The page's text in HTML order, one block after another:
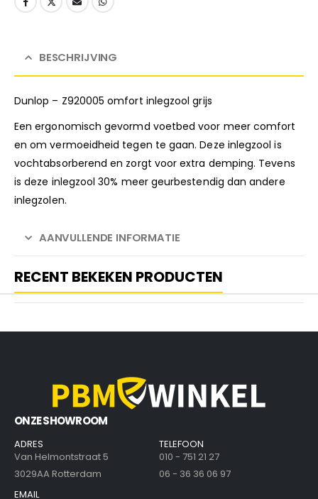
BESCHRIJVING
Dunlop – Z920005 omfort inlegzool grijs
Een ergonomisch gevormd voetbed voor meer comfort
en om vermoeidheid tegen te gaan. Deze inlegzool is
vochtabsorberend en zorgt voor extra demping. Tevens
is deze inlegzool 30% meer geurbestendig dan andere
inlegzolen.
AANVULLENDE INFORMATIE
RECENT BEKEKEN PRODUCTEN
ONZE SHOWROOM
ADRES
Van Helmontstraat 5
3029AA Rotterdam
TELEFOON
010 - 751 21 27
06 - 36 36 06 97
EMAIL